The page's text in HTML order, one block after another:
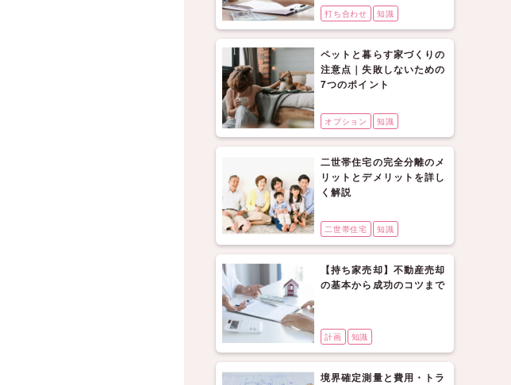
打ち合わせ 知識
ペットと暮らす家づくりの
注意点｜失敗しないための
7つのポイント
オプション 知識
二世帯住宅の完全分離のメ
リットとデメリットを詳し
く解説
二世帯住宅 知識
【持ち家売却】不動産売却
の基本から成功のコツまで
計画 知識
境界確定測量と費用・トラ